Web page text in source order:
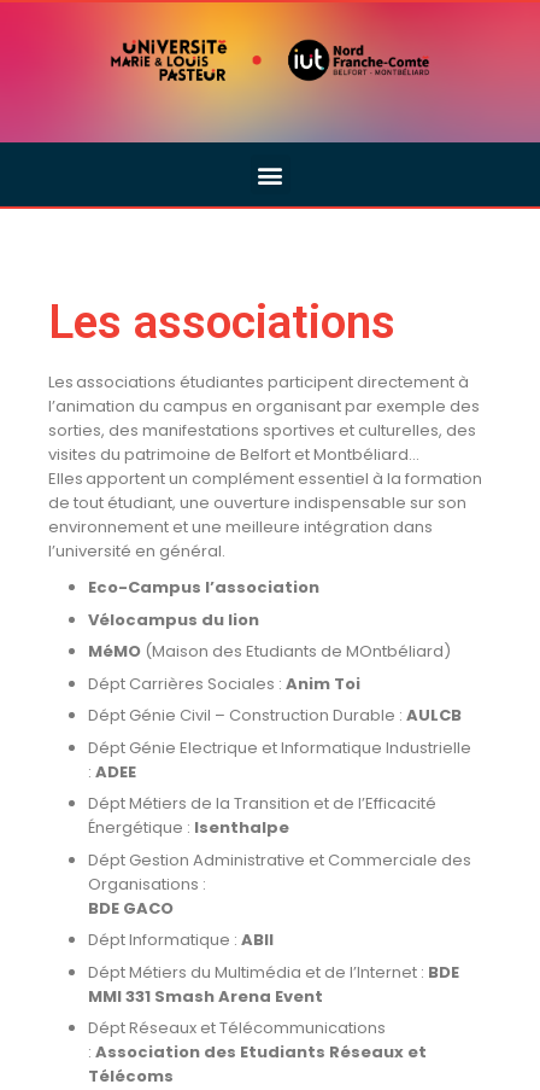
Les associations
Les associations étudiantes participent directement à
l’animation du campus en organisant par exemple des
sorties, des manifestations sportives et culturelles, des
visites du patrimoine de Belfort et Montbéliard…
Elles apportent un complément essentiel à la formation
de tout étudiant, une ouverture indispensable sur son
environnement et une meilleure intégration dans
l’université en général.
Eco-Campus l’association
Vélocampus du lion
MéMO (Maison des Etudiants de MOntbéliard)
Dépt Carrières Sociales : Anim Toi
Dépt Génie Civil – Construction Durable : AULCB
Dépt Génie Electrique et Informatique Industrielle
: ADEE
Dépt Métiers de la Transition et de l’Efficacité
Énergétique : Isenthalpe
Dépt Gestion Administrative et Commerciale des
Organisations :
BDE GACO
Dépt Informatique : ABII
Dépt Métiers du Multimédia et de l’Internet : BDE
MMI 331 Smash Arena Event
Dépt Réseaux et Télécommunications
: Association des Etudiants Réseaux et
Télécoms